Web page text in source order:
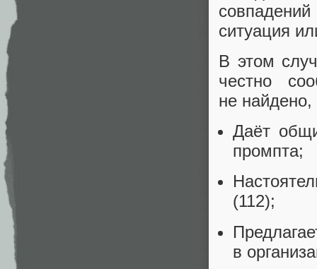
ситуация
В этом
честно
не
Даёт
промпта;
(112);
в